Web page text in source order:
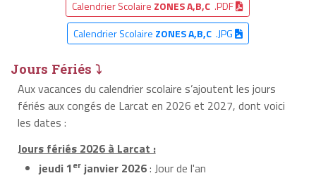
Calendrier Scolaire ZONES A,B,C .PDF
Calendrier Scolaire ZONES A,B,C.JPG
Jours Fériés ⤵
Aux vacances du calendrier scolaire s’ajoutent les jours
fériés aux congés de Larcat en 2026 et 2027, dont voici
les dates :
Jours fériés 2026 à Larcat :
jeudi 1er janvier 2026: Jour de l'an